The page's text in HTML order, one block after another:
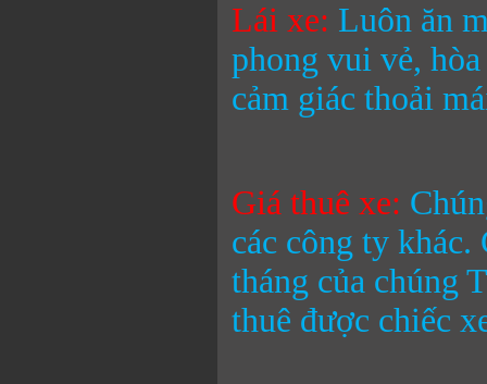
Lái xe: Luôn ăn
phong vui vẻ,
cảm giác thoải
Giá thuê xe:
các công ty
tháng của chúng
thuê được chiếc